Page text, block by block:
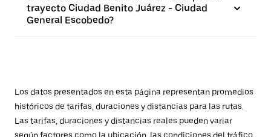
trayecto Ciudad Benito Juárez - Ciudad
General Escobedo?
Los datos presentados en esta página representan promedios
históricos de tarifas, duraciones y distancias para las rutas.
Las tarifas, duraciones y distancias reales pueden variar